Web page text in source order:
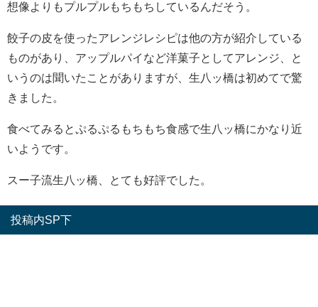
想像よりもプルプルもちもちしているんだそう。
餃子の皮を使ったアレンジレシピは他の方が紹介している
ものがあり、アップルパイなど洋菓子としてアレンジ、と
いうのは聞いたことがありますが、生八ッ橋は初めてで驚
きました。
食べてみるとぷるぷるもちもち食感で生八ッ橋にかなり近
いようです。
スー子流生八ッ橋、とても好評でした。
投稿内SP下